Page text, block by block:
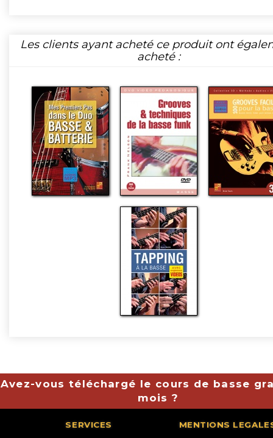
Les clients ayant acheté ce produit ont
acheté :
Avez-vous téléchargé le cours de basse
mois ?
SERVICES MENTIONS